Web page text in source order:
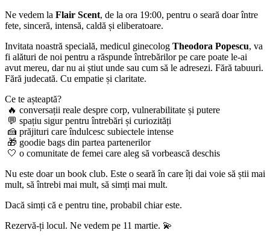
Ne vedem la Flair Scent, de la ora 19:00, pentru o seară doar între
fete, sinceră, intensă, caldă și eliberatoare.
Invitata noastră specială, medicul ginecolog Theodora Popescu, va
fi alături de noi pentru a răspunde întrebărilor pe care poate le-ai
avut mereu, dar nu ai știut unde sau cum să le adresezi. Fără tabuuri.
Fără judecată. Cu empatie și claritate.
Ce te așteaptă?
🔥 conversații reale despre corp, vulnerabilitate și putere
💬 spațiu sigur pentru întrebări și curiozități
🍰 prăjituri care îndulcesc subiectele intense
🎁 goodie bags din partea partenerilor
🤍 o comunitate de femei care aleg să vorbească deschis
Nu este doar un book club. Este o seară în care îți dai voie să știi mai
mult, să întrebi mai mult, să simți mai mult.
Dacă simți că e pentru tine, probabil chiar este.
Rezervă-ți locul. Ne vedem pe 11 martie. 💫